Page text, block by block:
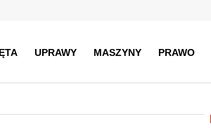
UPRAWY MASZYNY PRAWO